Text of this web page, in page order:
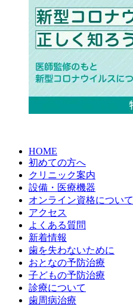
HOME
初めての方へ
クリニック案内
設備・医療機器
オンライン資格について
アクセス
よくある質問
新着情報
歯を失わないために
おとなの予防治療
子どもの予防治療
診療について
歯周病治療